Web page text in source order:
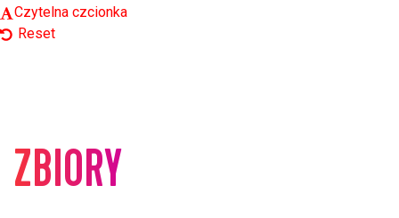
Czytelna czcionka
Reset
ZBIORY